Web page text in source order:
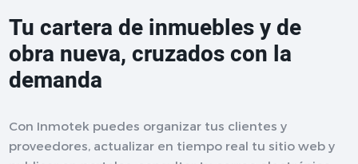
Tu cartera de inmuebles y de
obra nueva, cruzados con la
demanda
Con Inmotek puedes organizar tus clientes y
proveedores, actualizar en tiempo real tu sitio web y